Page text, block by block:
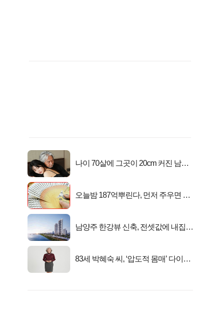
나이 70살에 그곳이 20cm 커진 남자..
오늘밤 187억뿌린다, 먼저 주우면 최
남양주 한강뷰 신축, 전셋값에 내집마
83세 박혜숙 씨, ‘압도적 몸매’ 다이어